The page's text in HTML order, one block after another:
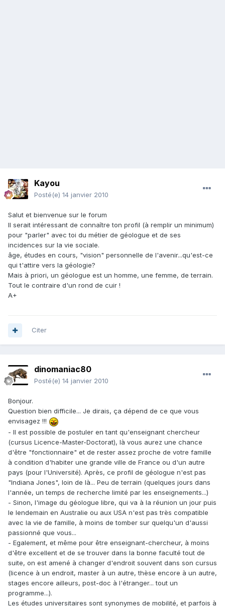
Kayou
Posté(e) 14 janvier 2010
Salut et bienvenue sur le forum
Il serait intéressant de connaître ton profil (à remplir un minimum)
pour "parler" avec toi du métier de géologue et de ses
incidences sur la vie sociale.
âge, études en cours, "vision" personnelle de l'avenir...qu'est-ce
qui t'attire vers la géologie?
Mais à priori, un géologue est un homme, une femme, de terrain.
Tout le contraire d'un rond de cuir !
A+
Citer
dinomaniac80
Posté(e) 14 janvier 2010
Bonjour.
Question bien difficile... Je dirais, ça dépend de ce que vous
envisagez !!!
- Il est possible de postuler en tant qu'enseignant chercheur
(cursus Licence-Master-Doctorat), là vous aurez une chance
d'être "fonctionnaire" et de rester assez proche de votre famille
à condition d'habiter une grande ville de France ou d'un autre
pays (pour l'Université). Après, ce profil de géologue n'est pas
"Indiana Jones", loin de là... Peu de terrain (quelques jours dans
l'année, un temps de recherche limité par les enseignements...)
- Sinon, l'image du géologue libre, qui va à la réunion un jour puis
le lendemain en Australie ou aux USA n'est pas très compatible
avec la vie de famille, à moins de tomber sur quelqu'un d'aussi
passionné que vous...
- Egalement, et même pour être enseignant-chercheur, à moins
d'être excellent et de se trouver dans la bonne faculté tout de
suite, on est amené à changer d'endroit souvent dans son cursus
(licence à un endroit, master à un autre, thèse encore à un autre,
stages encore ailleurs, post-doc à l'étranger... tout un
programme...).
Les études universitaires sont synonymes de mobilité, et parfois à